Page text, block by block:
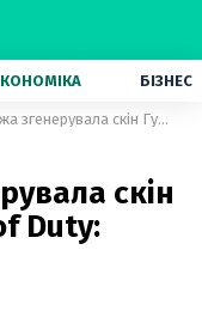
БІЗНЕС
Нейромережа згенерувала скін Губки Боба для Call of Duty: кумедні фото
скін
Duty: